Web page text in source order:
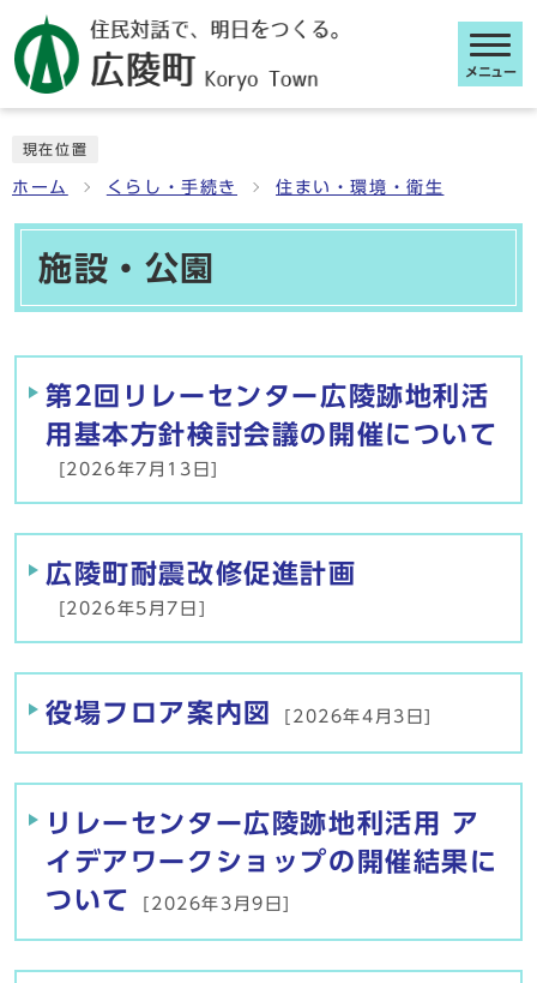
メニュー
現在位置
ホーム くらし・手続き 住まい・環境・衛生
施設・公園
メインメニュー
第2回リレーセンター広陵跡地利活
用基本方針検討会議の開催について
[2026年7月13日]
広陵町耐震改修促進計画
[2026年5月7日]
役場フロア案内図 [2026年4月3日]
リレーセンター広陵跡地利活用 ア
イデアワークショップの開催結果に
ついて
[2026年3月9日]